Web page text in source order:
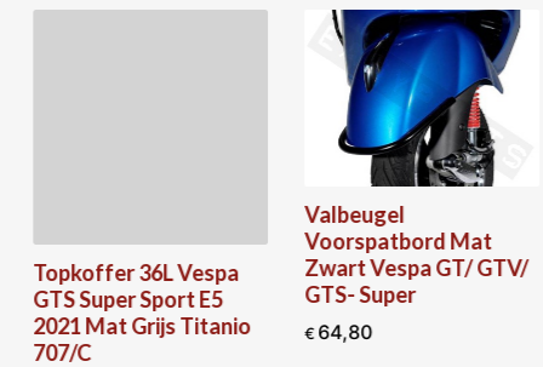
Topkoffer 36L Vespa
GTS Super Sport E5
2021 Mat Grijs Titanio
707/C
Valbeugel
Voorspatbord Mat
Zwart Vespa GT/ GTV/
GTS- Super
64,80